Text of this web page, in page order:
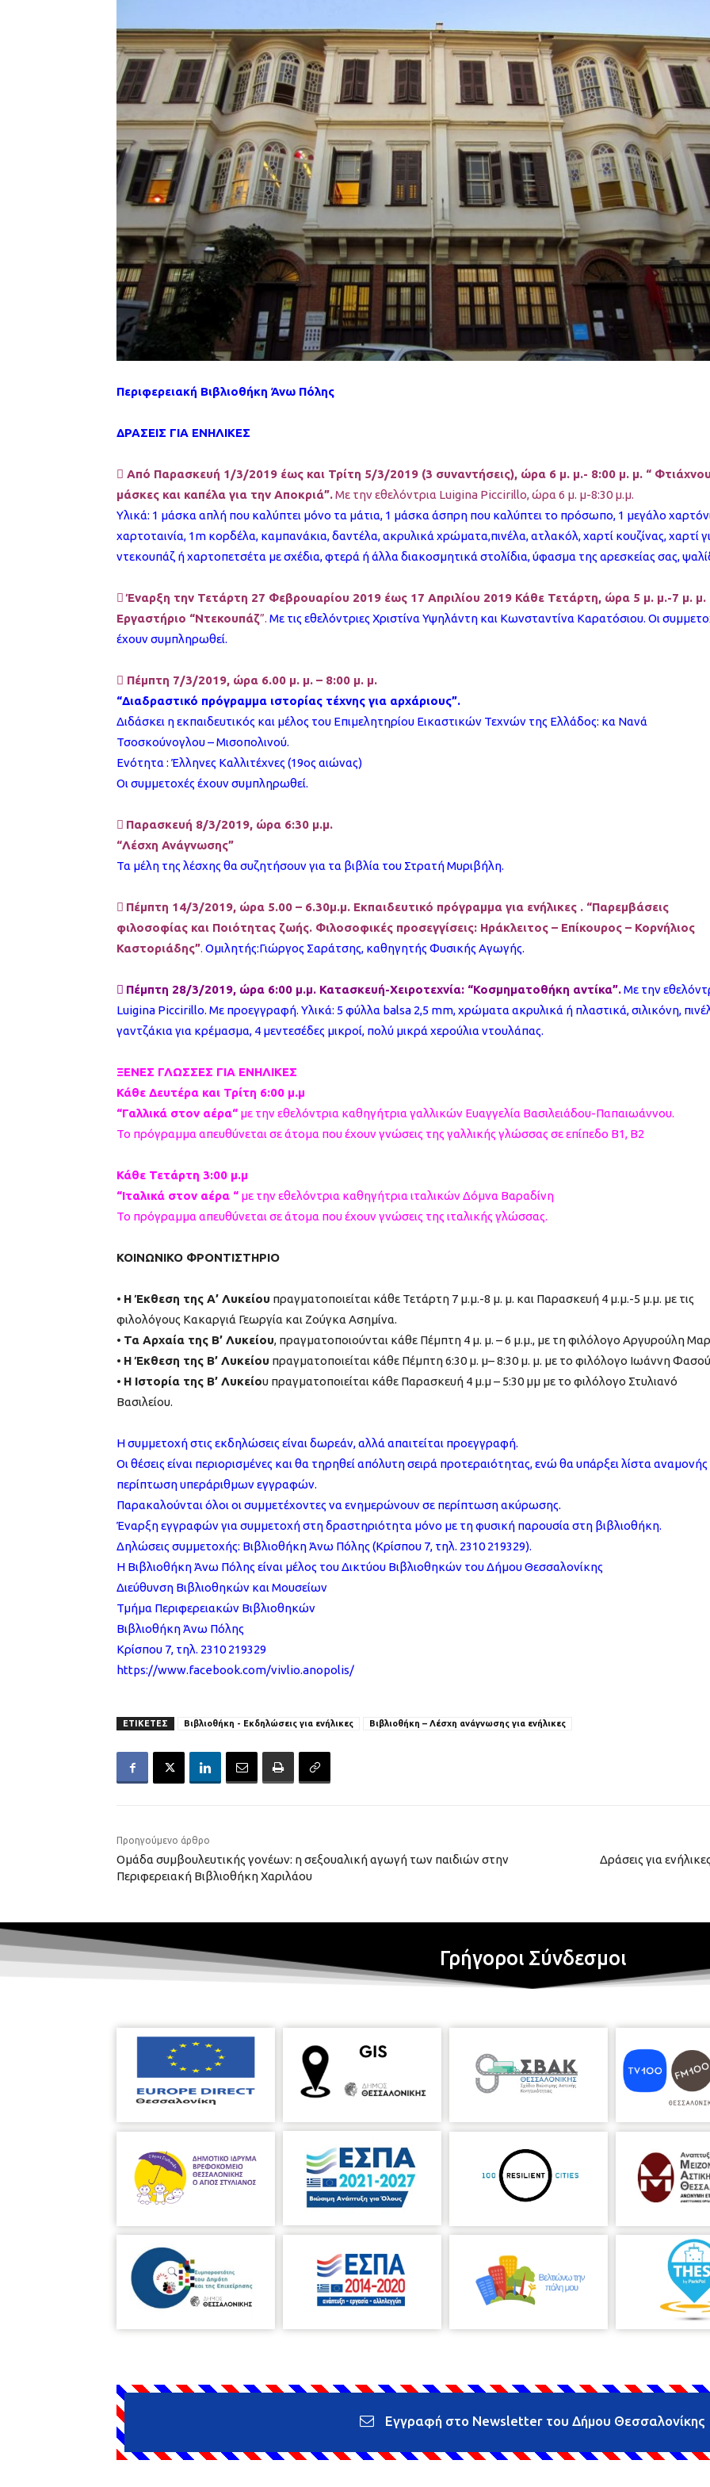
Περιφερειακή Βιβλιοθήκη Άνω Πόλης
ΔΡΑΣΕΙΣ ΓΙΑ ΕΝΗΛΙΚΕΣ
 Από Παρασκευή 1/3/2019 έως και Τρίτη 5/3/2019 (3 συναντήσεις), ώρα 6 μ. μ.- 8:00 μ. μ. “
μάσκες και καπέλα για την Αποκριά”.Με την εθελόντρια Luigina Piccirillo, ώρα 6 μ. μ-8:30 μ.μ.
Υλικά: 1 μάσκα απλή που καλύπτει μόνο τα μάτια, 1 μάσκα άσπρη που καλύπτει το πρόσωπο, 1 μεγάλο
χαρτοταινία, 1m κορδέλα, καμπανάκια, δαντέλα, ακρυλικά χρώματα,πινέλα, ατλακόλ, χαρτί κουζίνας, χαρτί
ντεκουπάζ ή χαρτοπετσέτα με σχέδια, φτερά ή άλλα διακοσμητικά στολίδια, ύφασμα της αρεσκείας σας,
Έναρξη την Τετάρτη 27 Φεβρουαρίου 2019 έως 17 Απριλίου 2019 Κάθε Τετάρτη, ώρα 5 μ. μ.-7 μ. μ.
Εργαστήριο “Ντεκουπάζ”. Με τις εθελόντριες Χριστίνα Υψηλάντη και Κωνσταντίνα Καρατόσιου. Οι
έχουν συμπληρωθεί.
 Πέμπτη 7/3/2019, ώρα 6.00 μ. μ. – 8:00 μ. μ.
“Διαδραστικό πρόγραμμα ιστορίας τέχνης για αρχάριους”.
Διδάσκει η εκπαιδευτικός και μέλος του Επιμελητηρίου Εικαστικών Τεχνών της Ελλάδος: κα Νανά
Τσοσκούνογλου – Μισοπολινού.
Ενότητα : Έλληνες Καλλιτέχνες (19ος αιώνας)
Οι συμμετοχές έχουν συμπληρωθεί.
 Παρασκευή 8/3/2019, ώρα 6:30 μ.μ.
“Λέσχη Ανάγνωσης”
Τα μέλη της λέσχης θα συζητήσουν για τα βιβλία του Στρατή Μυριβήλη.
 Πέμπτη 14/3/2019, ώρα 5.00 – 6.30μ.μ. Εκπαιδευτικό πρόγραμμα για ενήλικες . “Παρεμβάσεις
φιλοσοφίας και Ποιότητας ζωής. Φιλοσοφικές προσεγγίσεις: Ηράκλειτος – Επίκουρος – Κορνήλιος
Καστοριάδης”. Ομιλητής:Γιώργος Σαράτσης, καθηγητής Φυσικής Αγωγής.
 Πέμπτη 28/3/2019, ώρα 6:00 μ.μ. Κατασκευή-Χειροτεχνία: “Κοσμηματοθήκη αντίκα”.Με την
Luigina Piccirillo. Με προεγγραφή. Υλικά: 5 φύλλα balsa 2,5 mm, χρώματα ακρυλικά ή πλαστικά, σιλικόνη,
γαντζάκια για κρέμασμα, 4 μεντεσέδες μικροί, πολύ μικρά χερούλια ντουλάπας.
ΞΕΝΕΣ ΓΛΩΣΣΕΣ ΓΙΑ ΕΝΗΛΙΚΕΣ
Κάθε Δευτέρα και Τρίτη 6:00 μ.μ
“Γαλλικά στον αέρα“ με την εθελόντρια καθηγήτρια γαλλικών Ευαγγελία Βασιλειάδου-Παπαιωάννου.
Το πρόγραμμα απευθύνεται σε άτομα που έχουν γνώσεις της γαλλικής γλώσσας σε επίπεδο Β1, Β2
Κάθε Τετάρτη 3:00 μ.μ
“Ιταλικά στον αέρα “ με την εθελόντρια καθηγήτρια ιταλικών Δόμνα Βαραδίνη
Το πρόγραμμα απευθύνεται σε άτομα που έχουν γνώσεις της ιταλικής γλώσσας.
ΚΟΙΝΩΝΙΚΟ ΦΡΟΝΤΙΣΤΗΡΙΟ
• Η Έκθεση της Α’ Λυκείου πραγματοποιείται κάθε Τετάρτη 7 μ.μ.-8 μ. μ. και Παρασκευή 4 μ.μ.-5 μ.μ. με τις
φιλολόγους Κακαργιά Γεωργία και Ζούγκα Ασημίνα.
• Τα Αρχαία της Β’ Λυκείου, πραγματοποιούνται κάθε Πέμπτη 4 μ. μ. – 6 μ.μ., με τη φιλόλογο Αργυρούλη
• Η Έκθεση της Β’ Λυκείου πραγματοποιείται κάθε Πέμπτη 6:30 μ. μ– 8:30 μ. μ. με το φιλόλογο Ιωάννη
• Η Ιστορία της Β’ Λυκείου πραγματοποιείται κάθε Παρασκευή 4 μ.μ – 5:30 μμ με το φιλόλογο Στυλιανό
Βασιλείου.
Η συμμετοχή στις εκδηλώσεις είναι δωρεάν, αλλά απαιτείται προεγγραφή.
Οι θέσεις είναι περιορισμένες και θα τηρηθεί απόλυτη σειρά προτεραιότητας, ενώ θα υπάρξει λίστα αναμονής
περίπτωση υπεράριθμων εγγραφών.
Παρακαλούνται όλοι οι συμμετέχοντες να ενημερώνουν σε περίπτωση ακύρωσης.
Έναρξη εγγραφών για συμμετοχή στη δραστηριότητα μόνο με τη φυσική παρουσία στη βιβλιοθήκη.
Δηλώσεις συμμετοχής: Βιβλιοθήκη Άνω Πόλης (Κρίσπου 7, τηλ. 2310 219329).
Η Βιβλιοθήκη Άνω Πόλης είναι μέλος του Δικτύου Βιβλιοθηκών του Δήμου Θεσσαλονίκης
Διεύθυνση Βιβλιοθηκών και Μουσείων
Τμήμα Περιφερειακών Βιβλιοθηκών
Βιβλιοθήκη Άνω Πόλης
Κρίσπου 7, τηλ. 2310 219329
https://www.facebook.com/vivlio.anopolis/
ΕΤΙΚΕΤΕΣ Βιβλιοθήκη - Εκδηλώσεις για ενήλικες Βιβλιοθήκη – Λέσχη ανάγνωσης για ενήλικες
Προηγούμενο άρθρο
Ομάδα συμβουλευτικής γονέων: η σεξουαλική αγωγή των παιδιών στην
Περιφερειακή Βιβλιοθήκη Χαριλάου
Δράσεις για
Γρήγοροι Σύνδεσμοι
Εγγραφή στο Newsletter του Δήμου Θεσσαλονίκης